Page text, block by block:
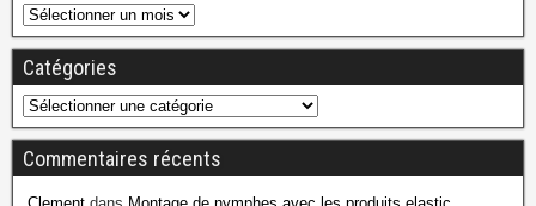
Catégories
Commentaires récents